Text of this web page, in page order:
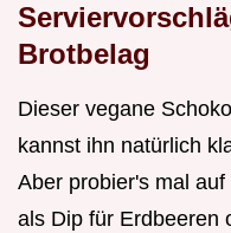
Brotbelag
Dieser vegane
kannst ihn natürlich
Aber probier's mal
als Dip für Erdbeeren